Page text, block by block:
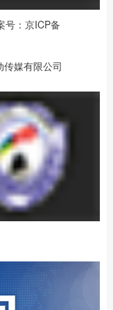
号：京ICP备
媒有限公司